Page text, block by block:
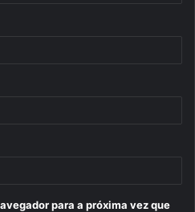
para a próxima vez que